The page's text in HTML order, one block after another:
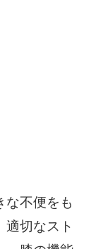
ラム
な不便をも
適切なスト